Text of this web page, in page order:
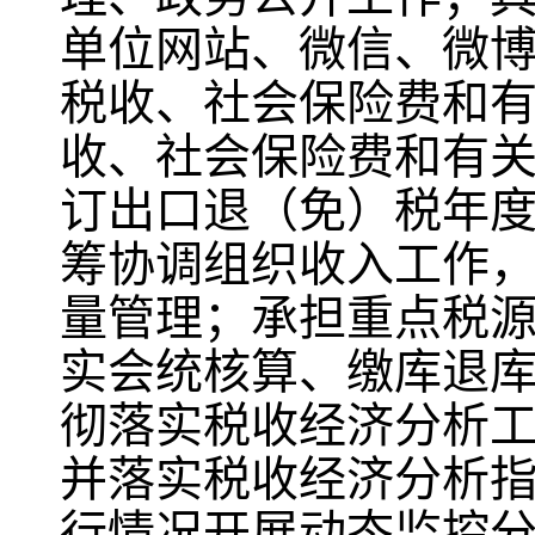
单位网站、微信、微
税收、社会保险费和
收、社会保险费和有
订出口退（免）税年
筹协调组织收入工作
量管理；承担重点税
实会统核算、缴库退
彻落实税收经济分析
并落实税收经济分析